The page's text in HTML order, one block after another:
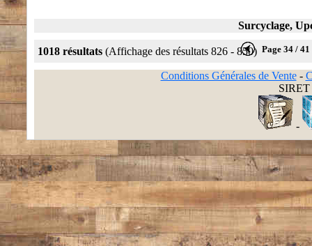
Surcyclage,
1018 résultats (Affichage des résultats 826 - 850) Page 34 / 41
Conditions Générales de Vente-
SIRET
-